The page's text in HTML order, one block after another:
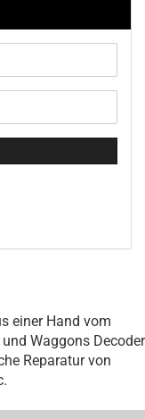
einer Hand vom
Waggons Decoder
Reparatur von